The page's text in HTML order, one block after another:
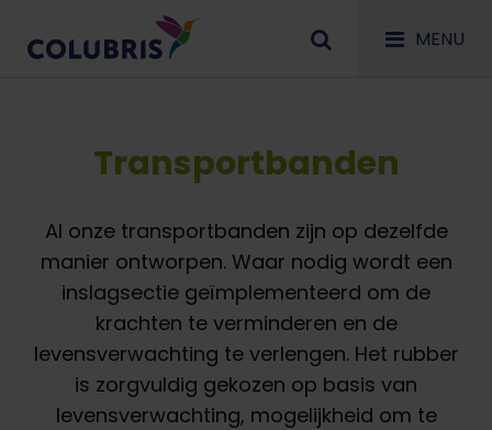
MENU
Transportbanden
Al onze transportbanden zijn op dezelfde
manier ontworpen. Waar nodig wordt een
inslagsectie geïmplementeerd om de
krachten te verminderen en de
levensverwachting te verlengen. Het rubber
is zorgvuldig gekozen op basis van
levensverwachting, mogelijkheid om te